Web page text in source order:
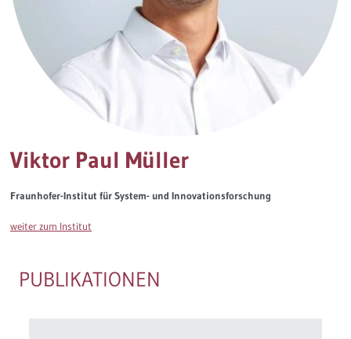
Viktor Paul Müller
Fraunhofer-Institut für System- und Innovationsforschung
weiter zum Institut
PUBLIKATIONEN
Governance
Europa & Green Deal
Themen Übersicht
Soziales Nachhaltigkeitsbarometer